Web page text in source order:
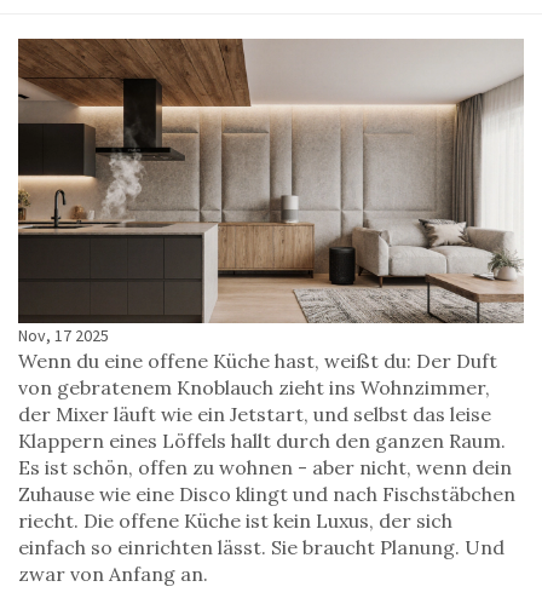
Nov, 17 2025
Wenn du eine offene Küche hast, weißt du: Der Duft
von gebratenem Knoblauch zieht ins Wohnzimmer,
der Mixer läuft wie ein Jetstart, und selbst das leise
Klappern eines Löffels hallt durch den ganzen Raum.
Es ist schön, offen zu wohnen - aber nicht, wenn dein
Zuhause wie eine Disco klingt und nach Fischstäbchen
riecht. Die offene Küche ist kein Luxus, der sich
einfach so einrichten lässt. Sie braucht Planung. Und
zwar von Anfang an.